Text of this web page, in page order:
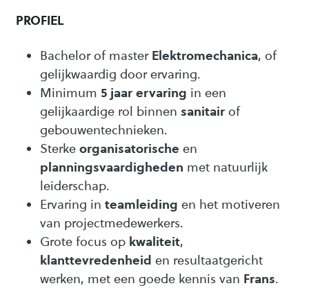
PROFIEL
Bachelor of master Elektromechanica, of
gelijkwaardig door ervaring.
Minimum 5 jaar ervaring in een
gelijkaardige rol binnen sanitair of
gebouwentechnieken.
Sterke organisatorische en
planningsvaardigheden met natuurlijk
leiderschap.
Ervaring in teamleiding en het motiveren
van projectmedewerkers.
Grote focus op kwaliteit,
klanttevredenheid en resultaatgericht
werken, met een goede kennis van Frans.